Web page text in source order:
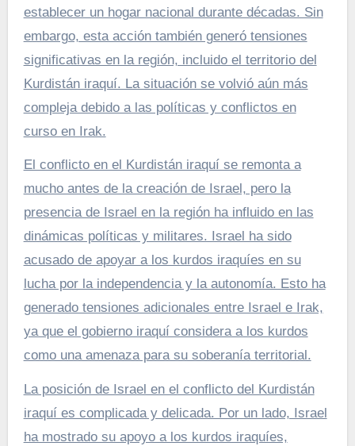
establecer un hogar nacional durante décadas. Sin
embargo, esta acción también generó tensiones
significativas en la región, incluido el territorio del
Kurdistán iraquí. La situación se volvió aún más
compleja debido a las políticas y conflictos en
curso en Irak.
El conflicto en el Kurdistán iraquí se remonta a
mucho antes de la creación de Israel, pero la
presencia de Israel en la región ha influido en las
dinámicas políticas y militares. Israel ha sido
acusado de apoyar a los kurdos iraquíes en su
lucha por la independencia y la autonomía. Esto ha
generado tensiones adicionales entre Israel e Irak,
ya que el gobierno iraquí considera a los kurdos
como una amenaza para su soberanía territorial.
La posición de Israel en el conflicto del Kurdistán
iraquí es complicada y delicada. Por un lado, Israel
ha mostrado su apoyo a los kurdos iraquíes,